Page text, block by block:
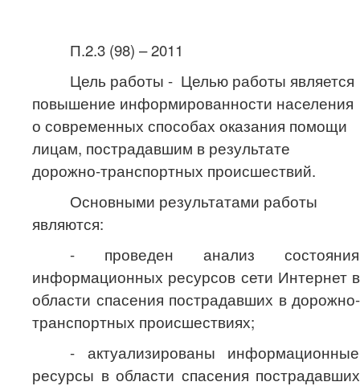
П.2.3 (98) – 2011
Цель работы - Целью работы является
повышение информированности населения
о современных способах оказания помощи
лицам, пострадавшим в результате
дорожно-транспортных происшествий.
Основными результатами работы
являются:
- проведен анализ состояния
информационных ресурсов сети Интернет в
области спасения пострадавших в дорожно-
транспортных происшествиях;
- актуализированы информационные
ресурсы в области спасения пострадавших